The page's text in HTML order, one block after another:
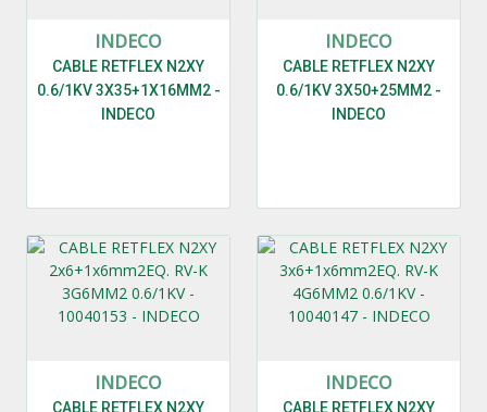
INDECO
CABLE RETFLEX N2XY
0.6/1KV 3X35+1X16MM2 -
INDECO
INDECO
CABLE RETFLEX N2XY
0.6/1KV 3X50+25MM2 -
INDECO
INDECO
CABLE RETFLEX N2XY
INDECO
CABLE RETFLEX N2XY